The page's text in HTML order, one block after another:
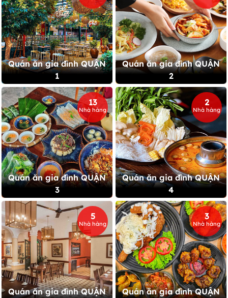
Quán ăn gia đình QUẬN
1
Quán ăn gia đình QUẬN
2
13
Nhà hàng
Quán ăn gia đình QUẬN
3
2
Nhà hàng
Quán ăn gia đình QUẬN
4
5
Nhà hàng
Quán ăn gia đình QUẬN
3
Nhà hàng
Quán ăn gia đình QUẬN